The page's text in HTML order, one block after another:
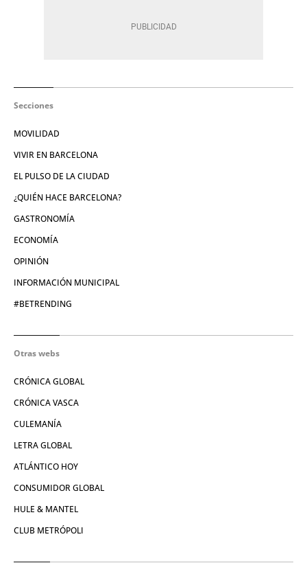
Secciones
MOVILIDAD
VIVIR EN BARCELONA
EL PULSO DE LA CIUDAD
¿QUIÉN HACE BARCELONA?
GASTRONOMÍA
ECONOMÍA
OPINIÓN
INFORMACIÓN MUNICIPAL
#BETRENDING
Otras webs
CRÓNICA GLOBAL
CRÓNICA VASCA
CULEMANÍA
LETRA GLOBAL
ATLÁNTICO HOY
CONSUMIDOR GLOBAL
HULE & MANTEL
CLUB METRÓPOLI